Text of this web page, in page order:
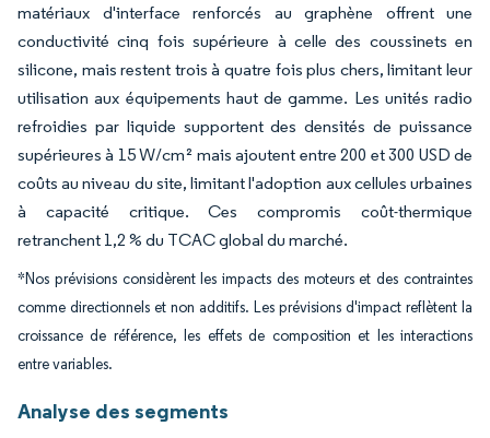
matériaux d'interface renforcés au graphène offrent une
conductivité cinq fois supérieure à celle des coussinets en
silicone, mais restent trois à quatre fois plus chers, limitant leur
utilisation aux équipements haut de gamme. Les unités radio
refroidies par liquide supportent des densités de puissance
supérieures à 15 W/cm² mais ajoutent entre 200 et 300 USD de
coûts au niveau du site, limitant l'adoption aux cellules urbaines
à capacité critique. Ces compromis coût-thermique
retranchent 1,2 % du TCAC global du marché.
*Nos prévisions considèrent les impacts des moteurs et des contraintes
comme directionnels et non additifs. Les prévisions d'impact reflètent la
croissance de référence, les effets de composition et les interactions
entre variables.
Analyse des segments